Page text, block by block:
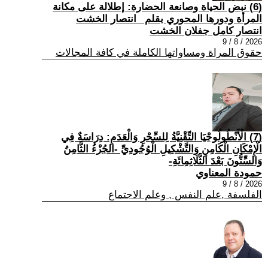
(6) نبض الحياة وصانعة الحضارة: إطلالة على مكانة
المرأة ودورها المحوري بقلم _انتصار الخشت
انتصار كامل جفلان الخشت
2026 / 8 / 9
حقوق المراة ومساواتها الكاملة في كافة المجالات
(7) الْأَنْطُولُوجْيَا التِّقْنِيَّةُ لِلسِّحْرِ وَالْعَدَمِ: دِرَاسَةٌ فِي
الْإِمْكَانِ الْكَامِنِ وَالتَّشْكِيلِ الْوُجُودِيِّ -الجُزْءُ الثَّامِنُ
وَالسِّتُّونَ بَعْدَ الثَّلَاثِمِائَةِ-
حمودة المعناوي
2026 / 8 / 9
الفلسفة ,علم النفس , وعلم الاجتماع